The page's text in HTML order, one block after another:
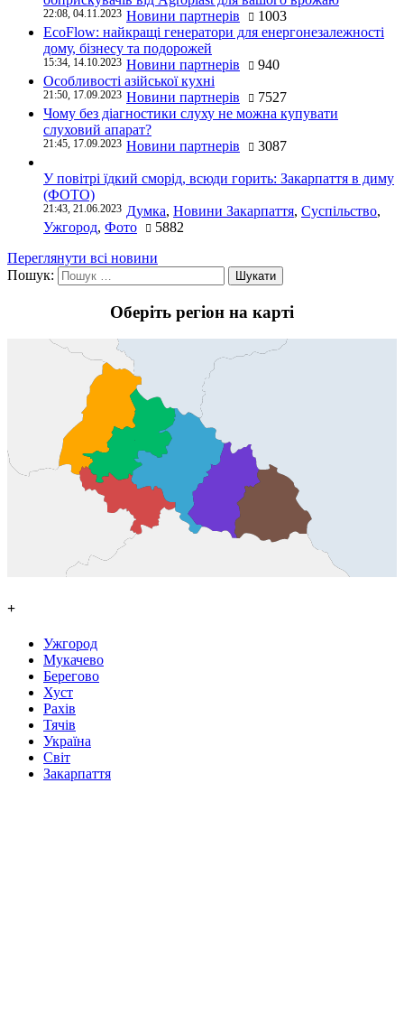
22:08, 04.11.2023 Новини партнерів
1003
EcoFlow: найкращі генератори для енергонезалежності
дому, бізнесу та подорожей
15:34, 14.10.2023 Новини партнерів
940
Особливості азійської кухні
21:50, 17.09.2023 Новини партнерів
7527
Чому без діагностики слуху не можна купувати
слуховий апарат?
21:45, 17.09.2023 Новини партнерів 3087
У повітрі їдкий сморід, всюди горить: Закарпаття в диму
(ФОТО)
21:43, 21.06.2023 Думка, Новини Закарпаття, Суспільство,
Ужгород, Фото
5882
Переглянути всі новини
Пошук:
Оберіть регіон на карті
+
Ужгород
Мукачево
Берегово
Хуст
Рахів
Тячів
Україна
Світ
Закарпаття